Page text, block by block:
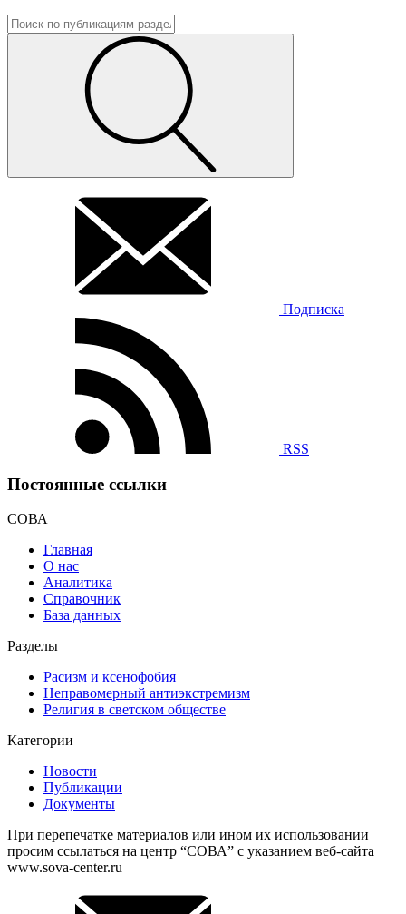
Подписка
RSS
Постоянные ссылки
СОВА
Главная
О нас
Аналитика
Справочник
База данных
Разделы
Расизм и ксенофобия
Неправомерный антиэкстремизм
Религия в светском обществе
Категории
Новости
Публикации
Документы
При перепечатке материалов или ином их использовании
просим ссылаться на центр “СОВА” с указанием веб-сайта
www.sova-center.ru